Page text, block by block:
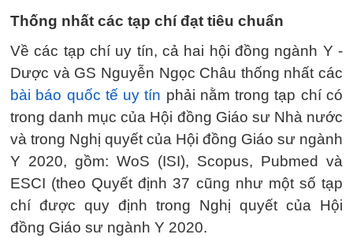
Thống nhất các tạp chí đạt tiêu chuẩn
Về các tạp chí uy tín, cả hai hội đồng ngành Y -
Dược và GS Nguyễn Ngọc Châu thống nhất các
bài báo quốc tế uy tín phải nằm trong tạp chí có
trong danh mục của Hội đồng Giáo sư Nhà nước
và trong Nghị quyết của Hội đồng Giáo sư ngành
Y 2020, gồm: WoS (ISI), Scopus, Pubmed và
ESCI (theo Quyết định 37 cũng như một số tạp
chí được quy định trong Nghị quyết của Hội
đồng Giáo sư ngành Y 2020.